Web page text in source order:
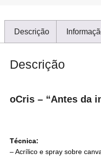
Descrição
Descrição
oCris – “Antes da
Técnica:
–Acrílico e spray sobre